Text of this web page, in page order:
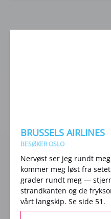
BRUSSELS AIRLINES
BESØKER OSLO
Nervøst ser jeg rundt
kommer meg løst fra
grader rundt meg —
strandkanten og de
vårt langskip. Se side 51.